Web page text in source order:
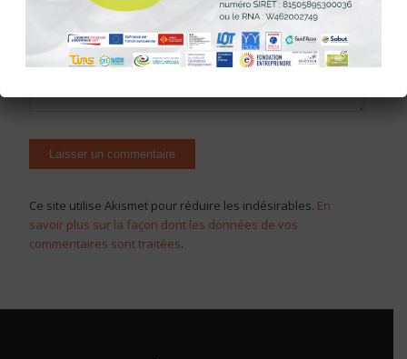
Ce site utilise Akismet pour réduire les indésirables. En
savoir plus sur la façon dont les données de vos
commentaires sont traitées.